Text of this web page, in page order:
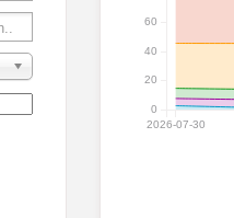
2026-07-30
0
20
40
60